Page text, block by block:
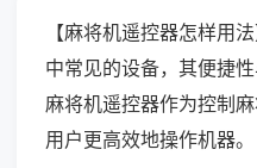
【麻将机遥控器怎样用
中常见的设备，其便捷
麻将机遥控器作为控制
用户更高效地操作机器。